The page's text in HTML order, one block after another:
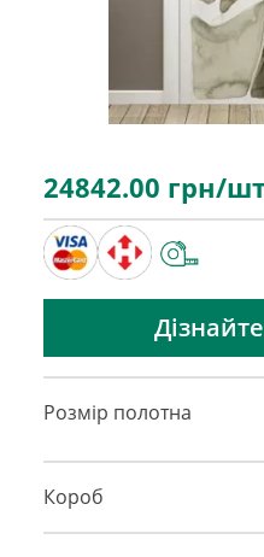
24842.00 грн/
Розмір полотна
Короб